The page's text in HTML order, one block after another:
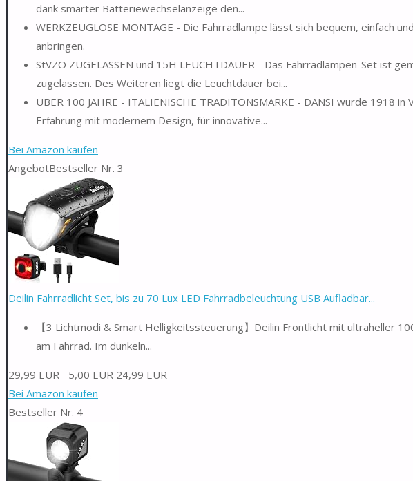
dank smarter Batteriewechselanzeige den...
WERKZEUGLOSE MONTAGE - Die Fahrradlampe lässt sich bequem, einfach
anbringen.
StVZO ZUGELASSEN und 15H LEUCHTDAUER - Das Fahrradlampen-Set ist
zugelassen. Des Weiteren liegt die Leuchtdauer bei...
ÜBER 100 JAHRE - ITALIENISCHE TRADITONSMARKE - DANSI wurde 1918
Erfahrung mit modernem Design, für innovative...
Bei Amazon kaufen
AngebotBestseller Nr. 3
Deilin Fahrradlicht Set, bis zu 70 Lux LED Fahrradbeleuchtung USB Aufladbar...
【3 Lichtmodi & Smart Helligkeitssteuerung】Deilin Frontlicht mit ultraheller
am Fahrrad. Im dunkeln...
29,99 EUR −5,00 EUR 24,99 EUR
Bei Amazon kaufen
Bestseller Nr. 4